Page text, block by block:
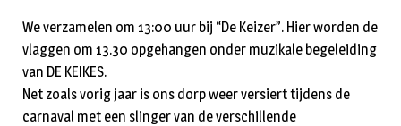
We verzamelen om 13:00 uur bij “De Keizer”. Hier worden de
vlaggen om 13.30 opgehangen onder muzikale begeleiding
van DE KEIKES.
Net zoals vorig jaar is ons dorp weer versiert tijdens de
carnaval met een slinger van de verschillende